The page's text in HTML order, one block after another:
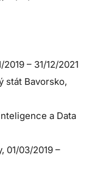
– 31/12/2021
stát Bavorsko,
a Data
01/03/2019 –